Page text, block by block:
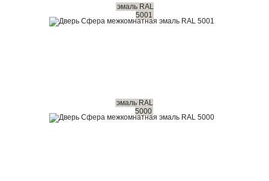
эмаль RAL
5001
эмаль RAL
5000